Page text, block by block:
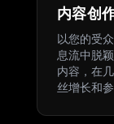
内容创
以您的受
息流中脱
内容，在
丝增长和